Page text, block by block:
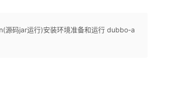
源码jar运行)安装环境准备和运行 dubbo-a